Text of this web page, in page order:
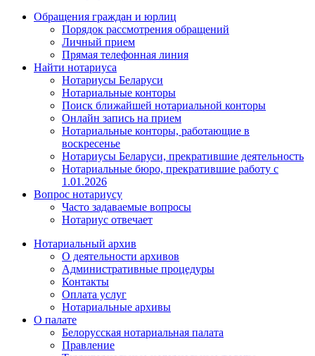
Обращения граждан и юрлиц
Порядок рассмотрения обращений
Личный прием
Прямая телефонная линия
Найти нотариуса
Нотариусы Беларуси
Нотариальные конторы
Поиск ближайшей нотариальной конторы
Онлайн запись на прием
Нотариальные конторы, работающие в
воскресенье
Нотариусы Беларуси, прекратившие деятельность
Нотариальные бюро, прекратившие работу с
1.01.2026
Вопрос нотариусу
Часто задаваемые вопросы
Нотариус отвечает
Нотариальный архив
О деятельности архивов
Административные процедуры
Контакты
Оплата услуг
Нотариальные архивы
О палате
Белорусская нотариальная палата
Правление